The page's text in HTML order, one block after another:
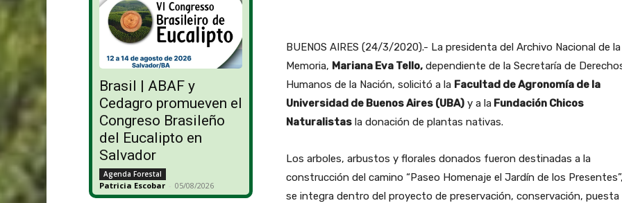
Brasil | ABAF y
Cedagro promueven el
Congreso Brasileño
del Eucalipto en
Salvador
Agenda Forestal
Patricia Escobar - 05/08/2026
BUENOS AIRES (24/3/2020).- La presidenta del Archivo Nacional de la
Memoria, Mariana Eva Tello,dependiente de la Secretaría de
Humanos de la Nación, solicitó a la Facultad de Agronomía de la
Universidad de Buenos Aires (UBA)y a laFundación Chicos
Naturalistasla donación de plantas nativas.
Los arboles, arbustos y florales donados fueron destinadas a la
construcción del camino “Paseo Homenaje el Jardín de los
se integra dentro del proyecto de preservación, conservación, puesta